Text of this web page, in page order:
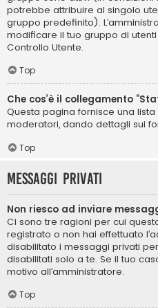
potrebbe attribuire al singolo
gruppo predefinito).
modificare il tuo gruppo di
Controllo Utente.
Top
Che cos’è il collegamento
Questa pagina fornisce una
moderatori, dando dettagli sui
Top
Messaggi privati
Non riesco ad inviare
Ci sono tre ragioni per cui
registrato o non hai effettuato
disabilitato i messaggi privati
disabilitati solo a te. Se il tuo
motivo all’amministratore.
Top